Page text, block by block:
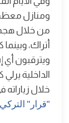
ومنازل
من خلال
أتراك،
ويترقبون أي
الداخلية
خلال
"قرار" التركي